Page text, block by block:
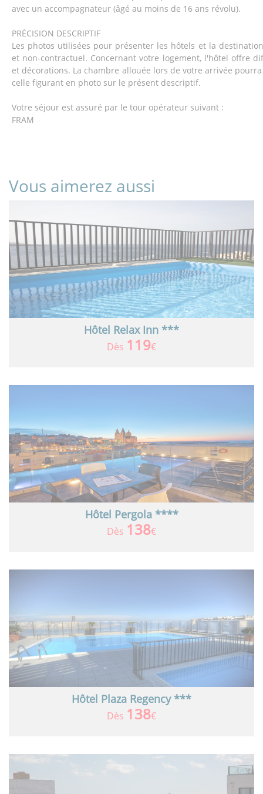
avec un accompagnateur (âgé au moins de 16 ans révolu).
PRÉCISION DESCRIPTIF
Les photos utilisées pour présenter les hôtels et la
et non-contractuel. Concernant votre logement, l'hôtel offre
et décorations. La chambre allouée lors de votre arrivée
celle figurant en photo sur le présent descriptif.
Votre séjour est assuré par le tour opérateur suivant :
FRAM
Vous aimerez aussi
Hôtel Relax Inn ***
Dès 119€
Hôtel Pergola ****
Dès 138€
Hôtel Plaza Regency ***
Dès 138€